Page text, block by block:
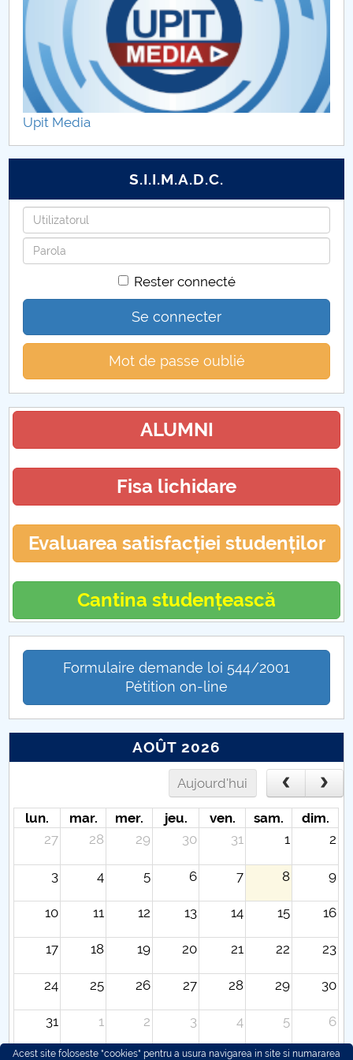
Sport şi Performanţă Motrică
Performanţă în Sport
Upit Media
S.I.I.M.A.D.C.
Identifiant
Mot
de
Rester connecté
Se connecter
Mot de passe oublié
ALUMNI
Fisa lichidare
Evaluarea satisfacției studenților
Cantina studențească
Formulaire demande loi 544/2001
Pétition on-line
AOÛT 2026
Aujourd'hui
lun. mar. mer. jeu. ven. sam.
dim.
27
28 29 30 31 1 2
3 4 5 6 7 8 9
10 11 12 13 14 15 16
17 18 19 20 21 22 23
24 25 26 27 28 29 30
31 1 2 3 4 5 6
Acest site foloseste "cookies" pentru a usura navigarea in site si numararea